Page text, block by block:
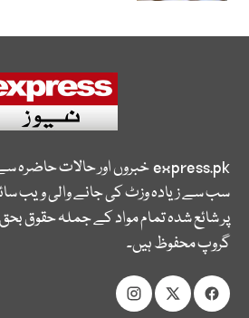
express.pkخبروں اور حالات حاضرہ
سب سے زیادہ وزٹ کی جانے والی ویب
پر شائع شدہ تمام مواد کے جملہ حقوق
گروپ محفوظ ہیں۔